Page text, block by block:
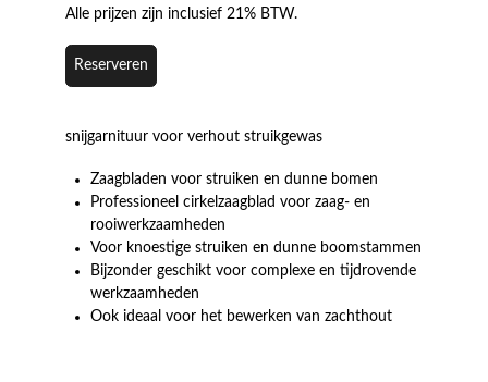
Alle prijzen zijn inclusief 21% BTW.
Reserveren
snijgarnituur voor verhout struikgewas
Zaagbladen voor struiken en dunne bomen
Professioneel cirkelzaagblad voor zaag- en
rooiwerkzaamheden
Voor knoestige struiken en dunne boomstammen
Bijzonder geschikt voor complexe en tijdrovende
werkzaamheden
Ook ideaal voor het bewerken van zachthout